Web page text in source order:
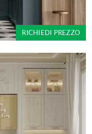
RICHIEDI PREZZO